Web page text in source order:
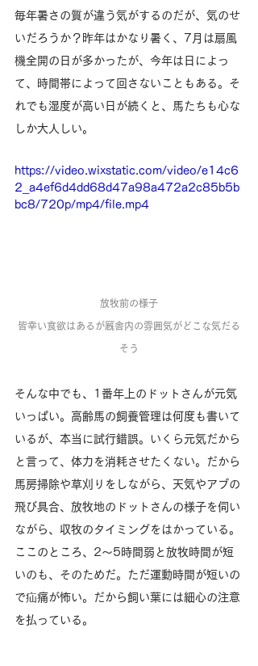
毎年暑さの質が違う気がするのだが、気のせ
いだろうか？昨年はかなり暑く、7月は扇風
機全開の日が多かったが、今年は日によっ
て、時間帯によって回さないこともある。そ
れでも湿度が高い日が続くと、馬たちも心な
しか大人しい。
https://video.wixstatic.com/video/e14c6
2_a4ef6d4dd68d47a98a472a2c85b5b
bc8/720p/mp4/file.mp4
放牧前の様子
皆幸い食欲はあるが厩舎内の雰囲気がどこな気だる
そう
そんな中でも、1番年上のドットさんが元気
いっぱい。高齢馬の飼養管理は何度も書いて
いるが、本当に試行錯誤。いくら元気だから
と言って、体力を消耗させたくない。だから
馬房掃除や草刈りをしながら、天気やアブの
飛び具合、放牧地のドットさんの様子を伺い
ながら、収牧のタイミングをはかっている。
ここのところ、2〜5時間弱と放牧時間が短
いのも、そのためだ。ただ運動時間が短いの
で疝痛が怖い。だから飼い葉には細心の注意
を払っている。